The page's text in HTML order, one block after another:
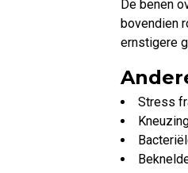
De benen
bovendien
ernstigere
Stress